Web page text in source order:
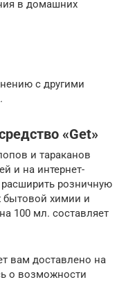
в домашних
с другими
«Get»
и тараканов
и на интернет-
розничную
бытовой химии и
100 мл. составляет
вам доставлено на
о возможности